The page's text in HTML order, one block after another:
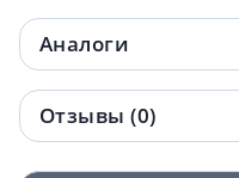
№60
Лизиноприл-Тева таб
Лизиноприл-Тева
Аналоги
Отзывы (0)